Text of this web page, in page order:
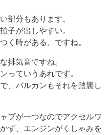
部分もあります。
子が出しやすい。
く時がある。ですね。
排気音ですね。
っていうあれです。
、バルカンもそれを踏襲し
ブが一つなのでアクセルワ
ず、エンジンがくしゃみを